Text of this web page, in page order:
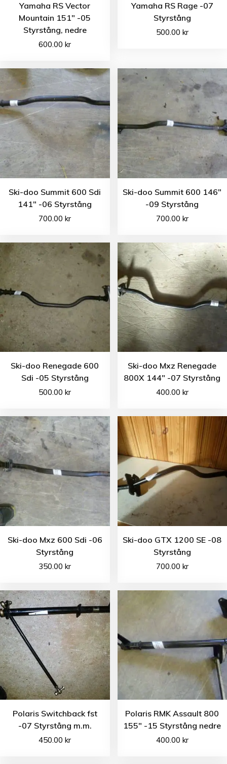
Yamaha RS Vector
Mountain 151″ -05
Styrstång, nedre
600.00kr
Yamaha RS Rage -07
Styrstång
500.00 kr
Ski-doo Summit 600 Sdi
141″ -06 Styrstång
700.00kr
Ski-doo Summit 600 146″
-09 Styrstång
700.00 kr
Ski-doo Renegade 600
Sdi -05 Styrstång
500.00kr
Ski-doo Mxz Renegade
800X 144″ -07 Styrstång
400.00 kr
Ski-doo Mxz 600 Sdi -06
Styrstång
350.00kr
Ski-doo GTX 1200 SE -08
Styrstång
700.00 kr
Polaris Switchback fst
-07 Styrstång m.m.
450.00kr
Polaris RMK Assault 800
155″ -15 Styrstång nedre
400.00 kr